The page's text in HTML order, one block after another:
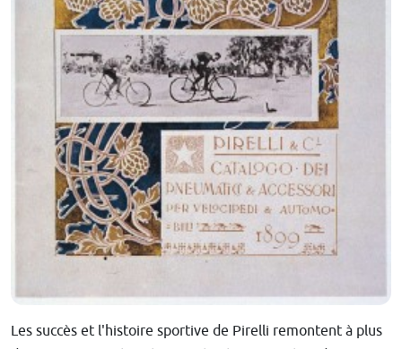
Les succès et l'histoire sportive de Pirelli remontent à plus